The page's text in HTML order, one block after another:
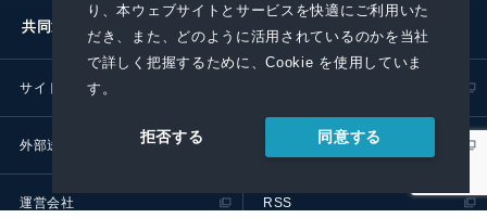
り、本ウェブサイトとサービスを快適にご利用いた
だき、また、どのように活用されているのかを当社
で詳しく把握するために、Cookie を使用していま
す。
拒否する 同意する
共同通信社グループ
サイトポリシー
外部送信ポリシー プレスリリース取扱基準
運営会社 RSS